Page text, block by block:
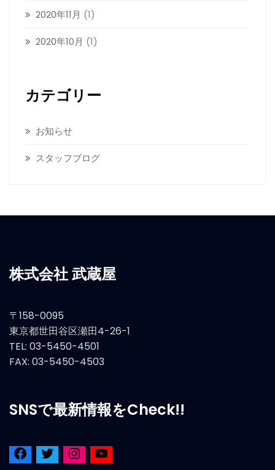
2020年11月 (1)
2020年10月 (1)
カテゴリー
お知らせ
スタッフブログ
株式会社 武蔵屋
〒158-0095
東京都世田谷区瀬田4-26-1
TEL: 03-5450-4501
FAX: 03-5450-4503
SNSで最新情報をCheck!!